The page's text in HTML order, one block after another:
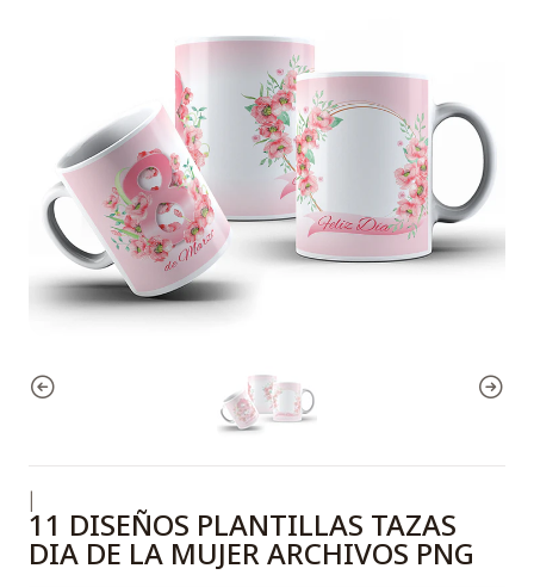
11 DISEÑOS PLANTILLAS TAZAS
DIA DE LA MUJER ARCHIVOS PNG